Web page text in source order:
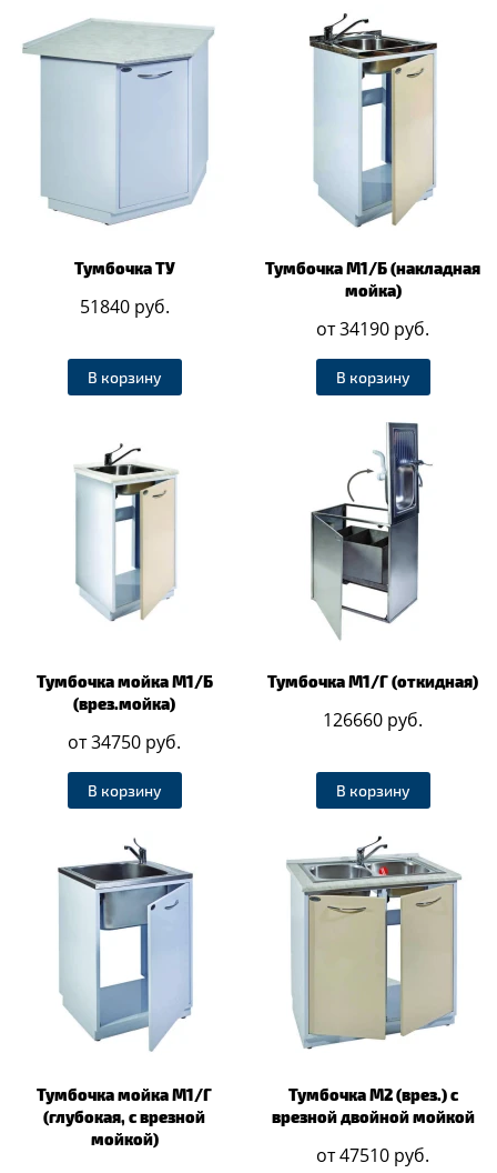
Тумбочка ТУ
51840 руб.
В корзину
Тумбочка М1/Б (накладная
мойка)
от 34190 руб.
В корзину
Тумбочка мойка М1/Б
(врез.мойка)
от 34750 руб.
В корзину
Тумбочка М1/Г (откидная)
126660 руб.
В корзину
Тумбочка мойка М1/Г
(глубокая, с врезной
мойкой)
Тумбочка М2 (врез.) с
врезной двойной мойкой
от 47510 руб.